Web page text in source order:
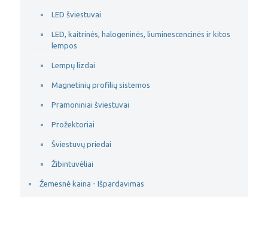
LED šviestuvai
LED, kaitrinės, halogeninės, liuminescencinės ir kitos
lempos
Lempų lizdai
Magnetinių profilių sistemos
Pramoniniai šviestuvai
Prožektoriai
Šviestuvų priedai
Žibintuvėliai
Žemesnė kaina - Išpardavimas